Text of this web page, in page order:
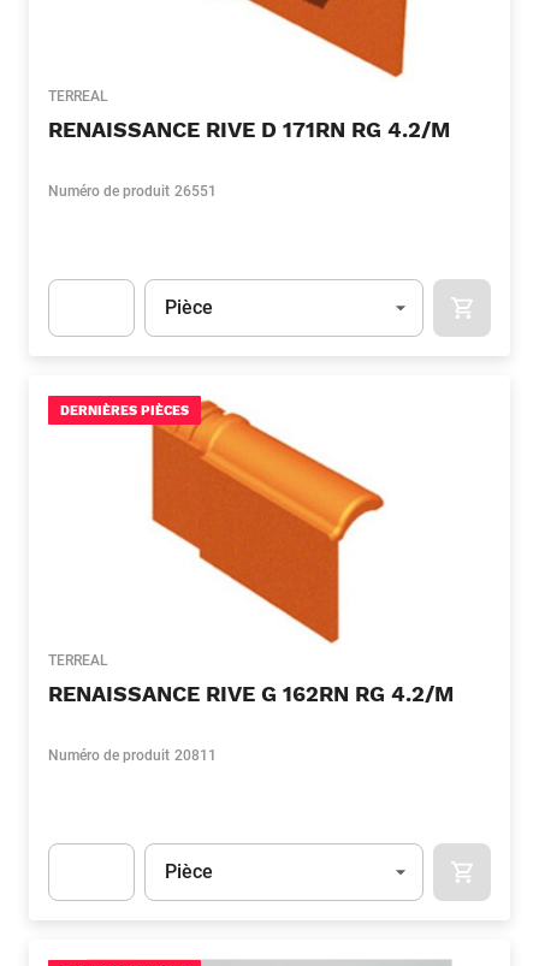
TERREAL
RENAISSANCE RIVE D 171RN RG 4.2/M
Numéro de produit 26551
Unité
Pièce
DERNIÈRES PIÈCES
TERREAL
RENAISSANCE RIVE G 162RN RG 4.2/M
Numéro de produit 20811
Unité
Pièce